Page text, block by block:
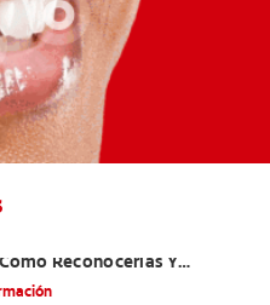
Reconocerlas Y